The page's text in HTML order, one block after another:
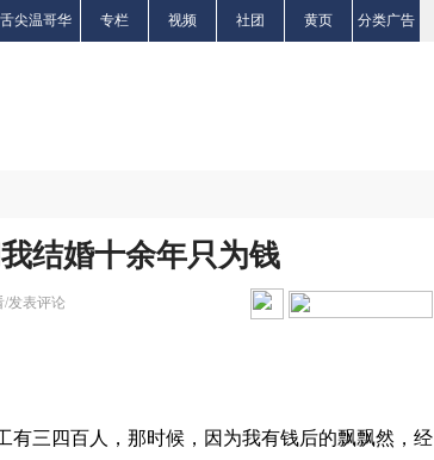
舌尖温哥华 专栏 视频 社团 黄页 分类广告
结婚十余年只为钱
/发表评论
三四百人，那时候，因为我有钱后的飘飘然，经